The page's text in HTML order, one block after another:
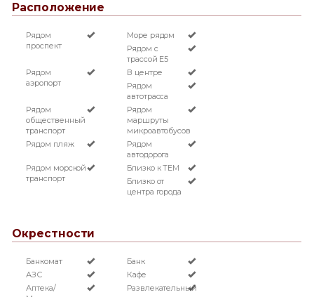
Расположение
Рядом
проспект
Море рядом
Рядом с
трассой Е5
Рядом
аэропорт
В центре
Рядом
автотрасса
Рядом
общественный
транспорт
Рядом
маршруты
микроавтобусов
Рядом пляж
Рядом
автодорога
Рядом морской
транспорт
Близко к TEM
Близко от
центра города
Окрестности
Банкомат
Банк
АЗС
Кафе
Аптека/
Развлекательный